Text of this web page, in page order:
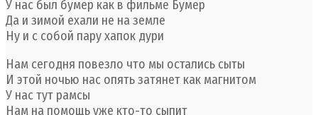
У нас был бумер как в фильме Бумер
Да и зимой ехали не на земле
Ну и с собой пару хапок дури
Нам сегодня повезло что мы остались сыты
И этой ночью нас опять затянет как магнитом
У нас тут рамсы
Нам на помощь уже кто-то сыпит